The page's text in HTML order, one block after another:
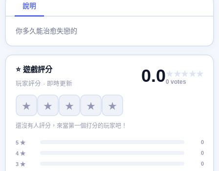
說明
你多久能治愈失戀的
⭐ 遊戲評分
玩家評分 · 即時更新 0.0★★★★★
0 votes
★ ★ ★ ★ ★
還沒有人評分，來當第一個打分的玩家吧！
5 ★
0
4 ★
0
3 ★
0